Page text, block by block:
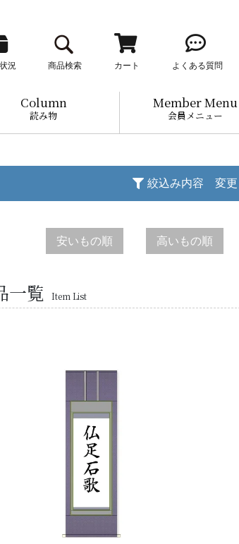
況 商品検索 カート よくある質問
Column
読み物
Member Menu
会員メニュー
絞込み内容 変更
安いもの順 高いもの順
一覧 Item List